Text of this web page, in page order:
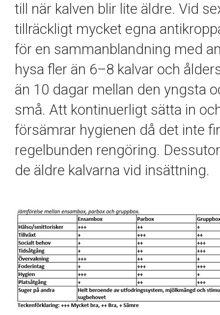
till när kalven blir lite äldre. Vid
tillräckligt mycket egna
för en sammanblandning med
hysa fler än 6–8 kalvar och
än 10 dagar mellan den yngsta
små. Att kontinuerligt sätta in
försämrar hygienen då det inte
regelbunden rengöring.
de äldre kalvarna vid insättning.